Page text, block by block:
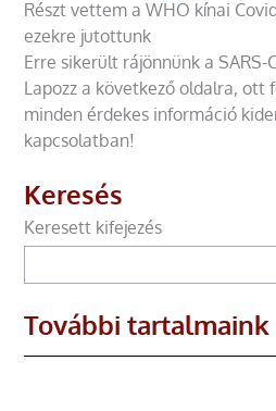
Részt vettem a WHO kínai
ezekre jutottunk
Erre sikerült rájönnünk a SARS-
Lapozz a következő oldalra, ott
minden érdekes információ
kapcsolatban!
Keresés
Keresett kifejezés
További tartalmaink